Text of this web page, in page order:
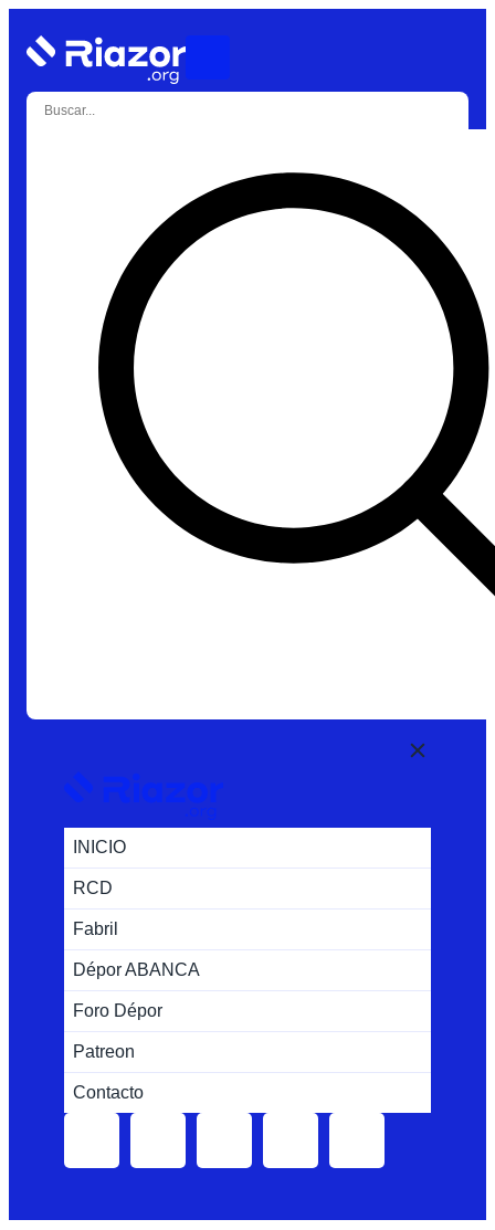
INICIO
RCD
Fabril
Dépor ABANCA
Foro Dépor
Patreon
Contacto